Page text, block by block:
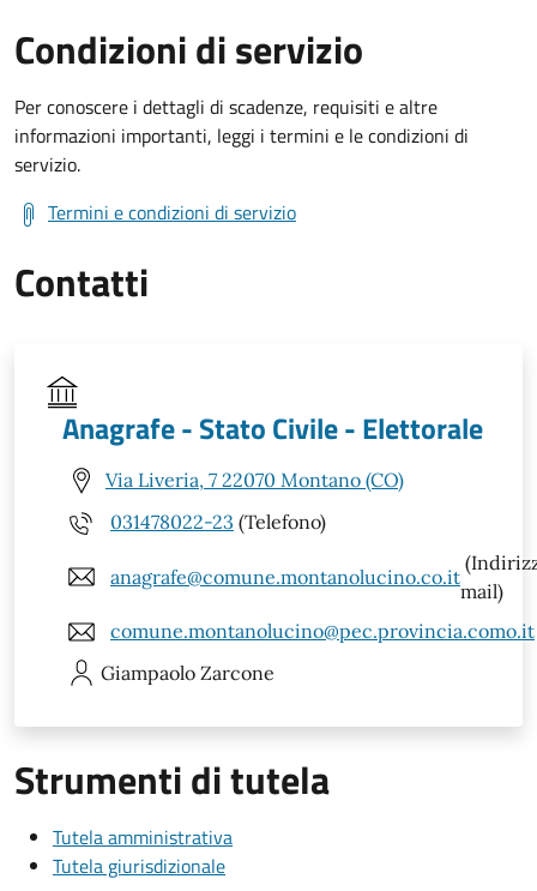
Condizioni di servizio
Per conoscere i dettagli di scadenze, requisiti e altre
informazioni importanti, leggi i termini e le condizioni di
servizio.
Termini e condizioni di servizio
Contatti
Anagrafe - Stato Civile - Elettorale
Via Liveria, 7 22070 Montano (CO)
031478022-23 (Telefono)
anagrafe@comune.montanolucino.co.it
mail)
comune.montanolucino@pec.provincia.como.it
Giampaolo Zarcone
Strumenti di tutela
Tutela amministrativa
Tutela giurisdizionale